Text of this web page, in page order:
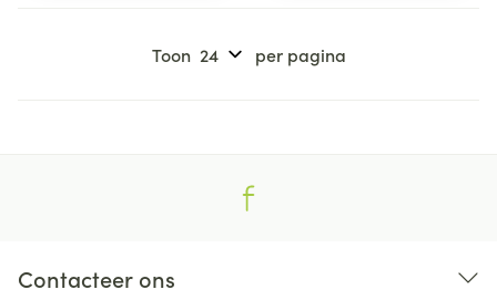
Toon per pagina
Contacteer ons